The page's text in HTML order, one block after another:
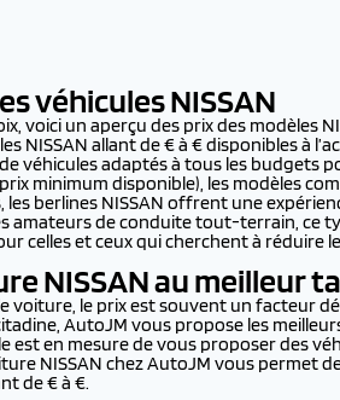
véhicules NISSAN
voici un aperçu des prix des modèles
NISSAN allant de € à € disponibles à
véhicules adaptés à tous les budgets
minimum disponible), les modèles
berlines NISSAN offrent une
amateurs de conduite tout-terrain, ce
celles et ceux qui cherchent à
NISSAN au meilleur
voiture, le prix est souvent un facteur
AutoJM vous propose les
en mesure de vous proposer des
NISSAN chez AutoJM vous permet
de € à €.